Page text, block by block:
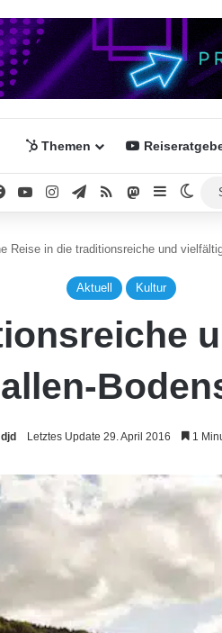
Themen
FacebookYouTubeInstagramTelegram
RSS Mastodon
Sidebar
Reise in die traditionsreiche und
Aktuell Kultur
djd Letztes Update 29. April 2016 1